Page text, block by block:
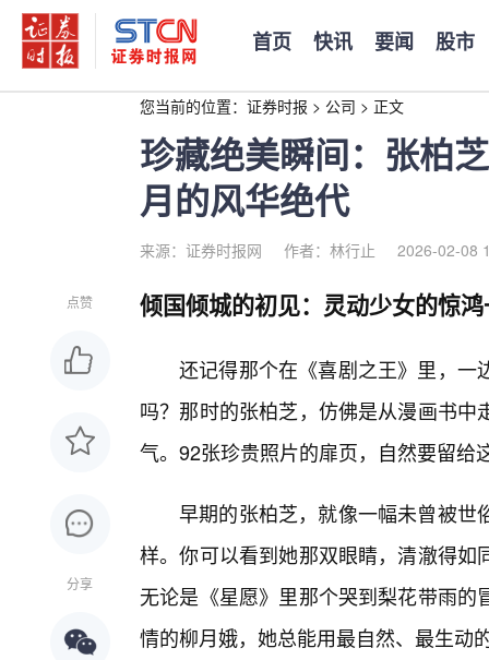
首页 快讯 要闻 股市
您当前的位置： 证券时报 > 公司 > 正文
珍藏绝美瞬间：张柏
月的风华绝代
来源：证券时报网 作者：林行止 2026-02-08
点赞
分享
倾国倾城的初见：灵动少女的惊
还记得那个在《喜剧之王》里，一
吗？那时的张柏芝，仿佛是从漫画书
气。92张珍贵照片的扉页，自然要留给
早期的张柏芝，就像一幅未曾被世
样。你可以看到她那双眼睛，清澈得
无论是《星愿》里那个哭到梨花带雨
情的柳月娥，她总能用最自然、最生动